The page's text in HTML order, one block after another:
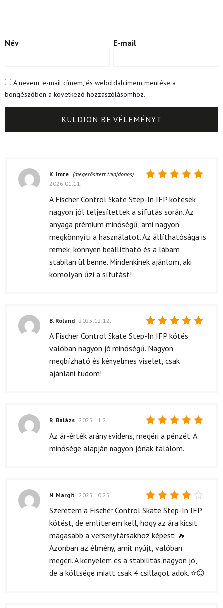
Név E-mail
A nevem, e-mail címem, és weboldalcímem mentése a
böngészőben a következő hozzászólásomhoz.
5/ 5
K. Imre (megerősített tulajdonos)
2026.01.11.
A Fischer Control Skate Step-In IFP kötések
nagyon jól teljesítettek a sífutás során. Az
anyaga prémium minőségű, ami nagyon
megkönnyíti a használatot. Az állíthatósága is
remek, könnyen beállítható és a lábam
stabilan ül benne. Mindenkinek ajánlom, aki
komolyan űzi a sífutást!
Értékelés:
B. Roland 2025.12.12.
A Fischer Control Skate Step-In IFP kötés
valóban nagyon jó minőségű. Nagyon
megbízható és kényelmes viselet, csak
ajánlani tudom!
Értékelés:
5
/ 5
R. Balázs 2025.11.21.
Az ár-érték arány evidens, megéri a pénzét. A
minősége alapján nagyon jónak találom.
Értékelés:
N. Margit 2025.10.25.
Szeretem a Fischer Control Skate Step-In IFP
kötést, de említenem kell, hogy az ára kicsit
magasabb a versenytársakhoz képest. 🔥
Azonban az élmény, amit nyújt, valóban
megéri. A kényelem és a stabilitás nagyon jó,
de a költsége miatt csak 4 csillagot adok. ⭐😊